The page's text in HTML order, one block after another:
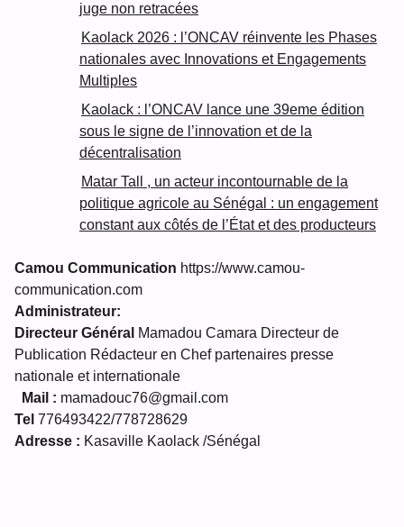
juge non retracées
Kaolack 2026 : l’ONCAV réinvente les Phases
nationales avec Innovations et Engagements
Multiples
Kaolack : l’ONCAV lance une 39eme édition
sous le signe de l’innovation et de la
décentralisation
Matar Tall , un acteur incontournable de la
politique agricole au Sénégal : un engagement
constant aux côtés de l’État et des producteurs
Camou Communication https://www.camou-
communication.com
Administrateur:
Directeur Général Mamadou Camara Directeur de
Publication Rédacteur en Chef partenaires presse
nationale et internationale
Mail : mamadouc76@gmail.com
Tel 776493422/778728629
Adresse : Kasaville Kaolack /Sénégal